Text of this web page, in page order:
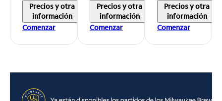
Precios y otra
información
Comenzar
Precios y otra
información
Comenzar
Precios y otra
información
Comenzar